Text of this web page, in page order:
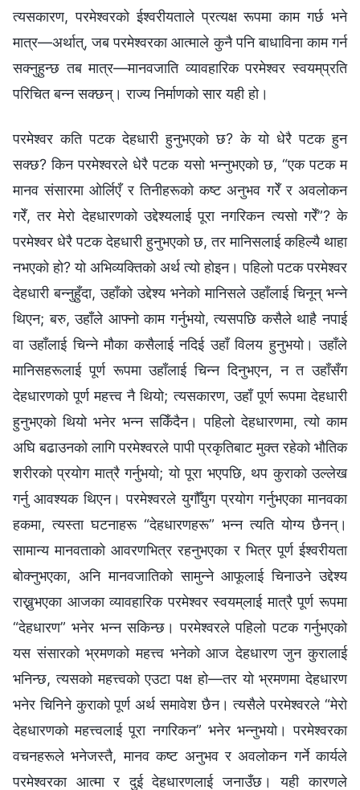
त्यसकारण, परमेश्‍वरको ईश्‍वरीयताले प्रत्यक्ष रूपमा काम गर्छ भने
मात्र—अर्थात्, जब परमेश्‍वरका आत्माले कुनै पनि बाधाविना काम गर्न
सक्‍नुहुन्छ तब मात्र—मानवजाति व्यावहारिक परमेश्‍वर स्वयम्‌प्रति
परिचित बन्‍न सक्छन्। राज्य निर्माणको सार यही हो।
परमेश्‍वर कति पटक देहधारी हुनुभएको छ? के यो धेरै पटक हुन
सक्छ? किन परमेश्‍वरले धेरै पटक यसो भन्नुभएको छ, “एक पटक म
मानव संसारमा ओर्लिएँ र तिनीहरूको कष्ट अनुभव गरेँ र अवलोकन
गरेँ, तर मेरो देहधारणको उद्देश्यलाई पूरा नगरिकन त्यसो गरेँ”? के
परमेश्‍वर धेरै पटक देहधारी हुनुभएको छ, तर मानिसलाई कहिल्यै थाहा
नभएको हो? यो अभिव्यक्तिको अर्थ त्यो होइन। पहिलो पटक परमेश्‍वर
देहधारी बन्‍नुहुँदा, उहाँको उद्देश्य भनेको मानिसले उहाँलाई चिनून् भन्‍ने
थिएन; बरु, उहाँले आफ्‍नो काम गर्नुभयो, त्यसपछि कसैले थाहै नपाई
वा उहाँलाई चिन्‍ने मौका कसैलाई नदिई उहाँ विलय हुनुभयो। उहाँले
मानिसहरूलाई पूर्ण रूपमा उहाँलाई चिन्‍न दिनुभएन, न त उहाँसँग
देहधारणको पूर्ण महत्त्व नै थियो; त्यसकारण, उहाँ पूर्ण रूपमा देहधारी
हुनुभएको थियो भनेर भन्‍न सकिँदैन। पहिलो देहधारणमा, त्यो काम
अघि बढाउनको लागि परमेश्‍वरले पापी प्रकृतिबाट मुक्त रहेको भौतिक
शरीरको प्रयोग मात्रै गर्नुभयो; यो पूरा भएपछि, थप कुराको उल्‍लेख
गर्नु आवश्यक थिएन। परमेश्‍वरले युगौँयुग प्रयोग गर्नुभएका मानवका
हकमा, त्यस्ता घटनाहरू “देहधारणहरू” भन्‍न त्यति योग्य छैनन्।
सामान्य मानवताको आवरणभित्र रहनुभएका र भित्र पूर्ण ईश्‍वरीयता
बोक्‍नुभएका, अनि मानवजातिको सामुन्ने आफूलाई चिनाउने उद्देश्य
राख्नुभएका आजका व्यावहारिक परमेश्‍वर स्‍वयम्‌लाई मात्रै पूर्ण रूपमा
“देहधारण” भनेर भन्‍न सकिन्छ। परमेश्‍वरले पहिलो पटक गर्नुभएको
यस संसारको भ्रमणको महत्त्व भनेको आज देहधारण जुन कुरालाई
भनिन्छ, त्यसको महत्त्वको एउटा पक्ष हो—तर यो भ्रमणमा देहधारण
भनेर चिनिने कुराको पूर्ण अर्थ समावेश छैन। त्यसैले परमेश्‍वरले “मेरो
देहधारणको महत्त्वलाई पूरा नगरिकन” भनेर भन्नुभयो। परमेश्‍वरका
वचनहरूले भनेजस्तै, मानव कष्ट अनुभव र अवलोकन गर्ने कार्यले
परमेश्‍वरका आत्मा र दुई देहधारणलाई जनाउँछ। यही कारणले